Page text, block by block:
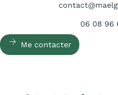
06 08 96
Me contacter